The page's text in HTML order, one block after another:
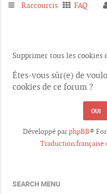
Raccourcis FAQ
Supprimer tous les cookies
Êtes-vous sûr(e) de
cookies de ce forum ?
Développé parphpBB®
Traduction française
SEARCH MENU